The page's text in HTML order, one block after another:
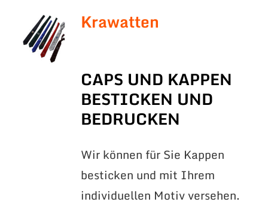
Krawatten
CAPS UND KAPPEN
BESTICKEN UND
BEDRUCKEN
Wir können für Sie Kappen
besticken und mit Ihrem
individuellen Motiv versehen.